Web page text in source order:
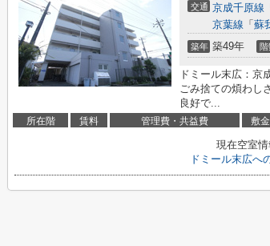
交通 京成千原線
京葉線 「 蘇
築年 築49年 階
ドミール末広：
ごみ捨ての煩わし
良好で...
所在階 賃料 管理費・共益費 敷金
現在空室情
ドミール末広へ